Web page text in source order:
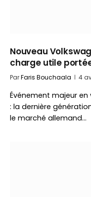
Nouveau
charge utile
ParFaris Bouchaala 4
Événement majeur
: la dernière
le marché allemand…